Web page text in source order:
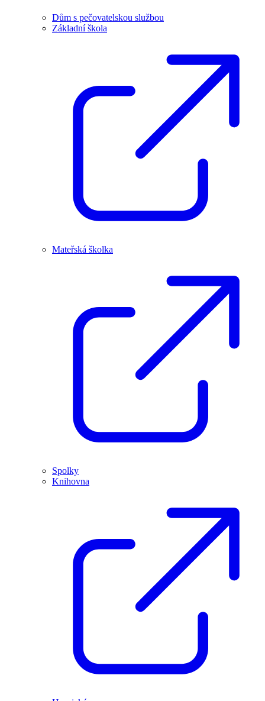
Dům s pečovatelskou službou
Základní škola
Mateřská školka
Spolky
Knihovna